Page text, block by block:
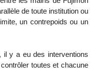
de toute institution ou
un contrepoids ou un
il y a eu des interventions
toutes et chacune